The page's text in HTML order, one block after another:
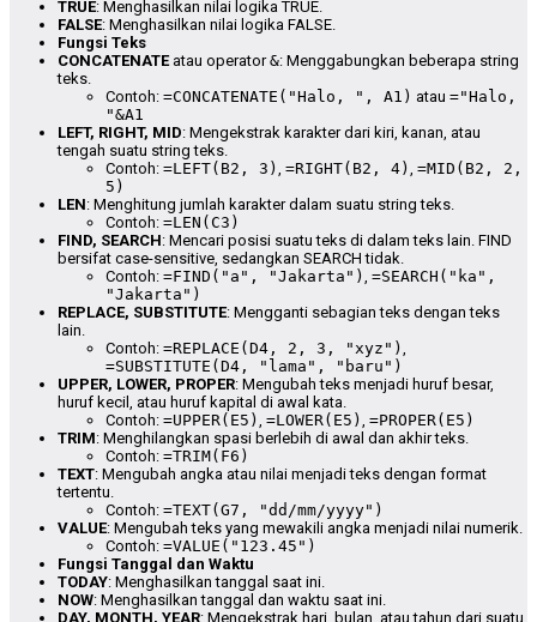
TRUE: Menghasilkan nilai logika TRUE.
FALSE: Menghasilkan nilai logika FALSE.
Fungsi Teks
CONCATENATEatau operator&: Menggabungkan beberapa string
teks.
Contoh: =CONCATENATE("Halo, ", A1) atau ="Halo,
"&A1
LEFT, RIGHT, MID: Mengekstrak karakter dari kiri, kanan, atau
tengah suatu string teks.
Contoh: =LEFT(B2, 3) =RIGHT(B2, 4) =MID(B2, 2,
5)
LEN: Menghitung jumlah karakter dalam suatu string teks.
Contoh: =LEN(C3)
FIND, SEARCH: Mencari posisi suatu teks di dalam teks lain. FIND
bersifat case-sensitive, sedangkan SEARCH tidak.
Contoh: =FIND("a", "Jakarta") =SEARCH("ka",
"Jakarta")
REPLACE, SUBSTITUTE: Mengganti sebagian teks dengan teks
lain.
Contoh: =REPLACE(D4, 2, 3, "xyz")
=SUBSTITUTE(D4, "lama", "baru")
UPPER, LOWER, PROPER: Mengubah teks menjadi huruf besar,
huruf kecil, atau huruf kapital di awal kata.
Contoh: =UPPER(E5) =LOWER(E5) =PROPER(E5)
TRIM: Menghilangkan spasi berlebih di awal dan akhir teks.
Contoh: =TRIM(F6)
TEXT: Mengubah angka atau nilai menjadi teks dengan format
tertentu.
Contoh: =TEXT(G7, "dd/mm/yyyy")
VALUE: Mengubah teks yang mewakili angka menjadi nilai numerik.
Contoh: =VALUE("123.45")
Fungsi Tanggal dan Waktu
TODAY: Menghasilkan tanggal saat ini.
NOW: Menghasilkan tanggal dan waktu saat ini.
DAY, MONTH, YEAR: Mengekstrak hari, bulan, atau tahun dari suatu